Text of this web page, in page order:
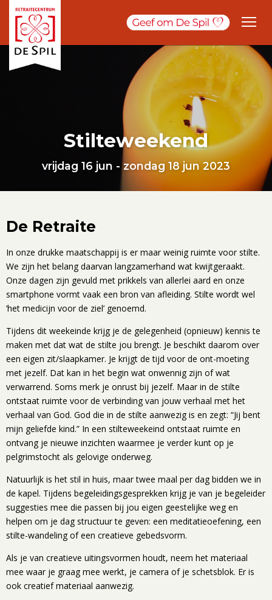
Stilteweekend
vrijdag 16 jun - zondag 18 jun 2023
De Retraite
In onze drukke maatschappij is er maar weinig ruimte voor stilte.
We zijn het belang daarvan langzamerhand wat kwijtgeraakt.
Onze dagen zijn gevuld met prikkels van allerlei aard en onze
smartphone vormt vaak een bron van afleiding. Stilte wordt wel
‘het medicijn voor de ziel’ genoemd.
Tijdens dit weekeinde krijg je de gelegenheid (opnieuw) kennis te
maken met dat wat de stilte jou brengt. Je beschikt daarom over
een eigen zit/slaapkamer. Je krijgt de tijd voor de ont-moeting
met jezelf. Dat kan in het begin wat onwennig zijn of wat
verwarrend. Soms merk je onrust bij jezelf. Maar in de stilte
ontstaat ruimte voor de verbinding van jouw verhaal met het
verhaal van God. God die in de stilte aanwezig is en zegt: “Jij bent
mijn geliefde kind.” In een stilteweekeind ontstaat ruimte en
ontvang je nieuwe inzichten waarmee je verder kunt op je
pelgrimstocht als gelovige onderweg.
Natuurlijk is het stil in huis, maar twee maal per dag bidden we in
de kapel. Tijdens begeleidingsgesprekken krijg je van je begeleider
suggesties mee die passen bij jou eigen geestelijke weg en
helpen om je dag structuur te geven: een meditatieoefening, een
stilte-wandeling of een creatieve gebedsvorm.
Als je van creatieve uitingsvormen houdt, neem het materiaal
mee waar je graag mee werkt, je camera of je schetsblok. Er is
ook creatief materiaal aanwezig.